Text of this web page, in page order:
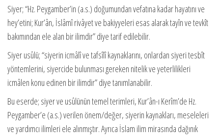
Siyer; “Hz. Peygamber’in (a.s.) doğumundan vefatına kadar hayatını ve
hey’etini; Kur’ân, İslâmî rivâyet ve bakiyyeleri esas alarak tayîn ve tevkît
bakımından ele alan bir ilimdir” diye tarif edilebilir.
Siyer usûlü; “siyerin icmâlî ve tafsîlî kaynaklarını, onlardan siyeri tesbît
yöntemlerini, siyercide bulunması gereken nitelik ve yeterlilikleri
icmâlen konu edinen bir ilimdir” diye tanımlanabilir.
Bu eserde; siyer ve usûlünün temel terimleri, Kur’ân-ı Kerîm’de Hz.
Peygamber’e (a.s.) verilen önem/değer, siyerin kaynakları, meseleleri
ve yardımcı ilimleri ele alınmıştır. Ayrıca İslam ilim mirasında dağınık